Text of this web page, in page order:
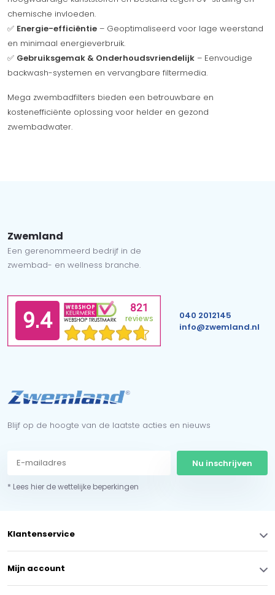
chemische invloeden.
✅ Energie-efficiëntie – Geoptimaliseerd voor lage weerstand
en minimaal energieverbruik.
✅ Gebruiksgemak & Onderhoudsvriendelijk – Eenvoudige
backwash-systemen en vervangbare filtermedia.
Mega zwembadfilters bieden een betrouwbare en
kostenefficiënte oplossing voor helder en gezond
zwembadwater.
Zwemland
Een gerenommeerd bedrijf in de
zwembad- en wellness branche.
040 2012145
info@zwemland.nl
Blijf op de hoogte van de laatste acties en nieuws
Nu inschrijven
* Lees hier de wettelijke beperkingen
Klantenservice
Mijn account